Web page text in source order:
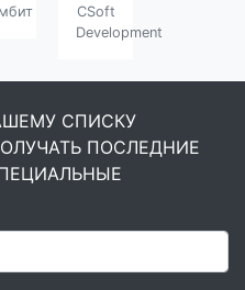
CSoft
Development
СПИСКУ
ПОСЛЕДНИЕ